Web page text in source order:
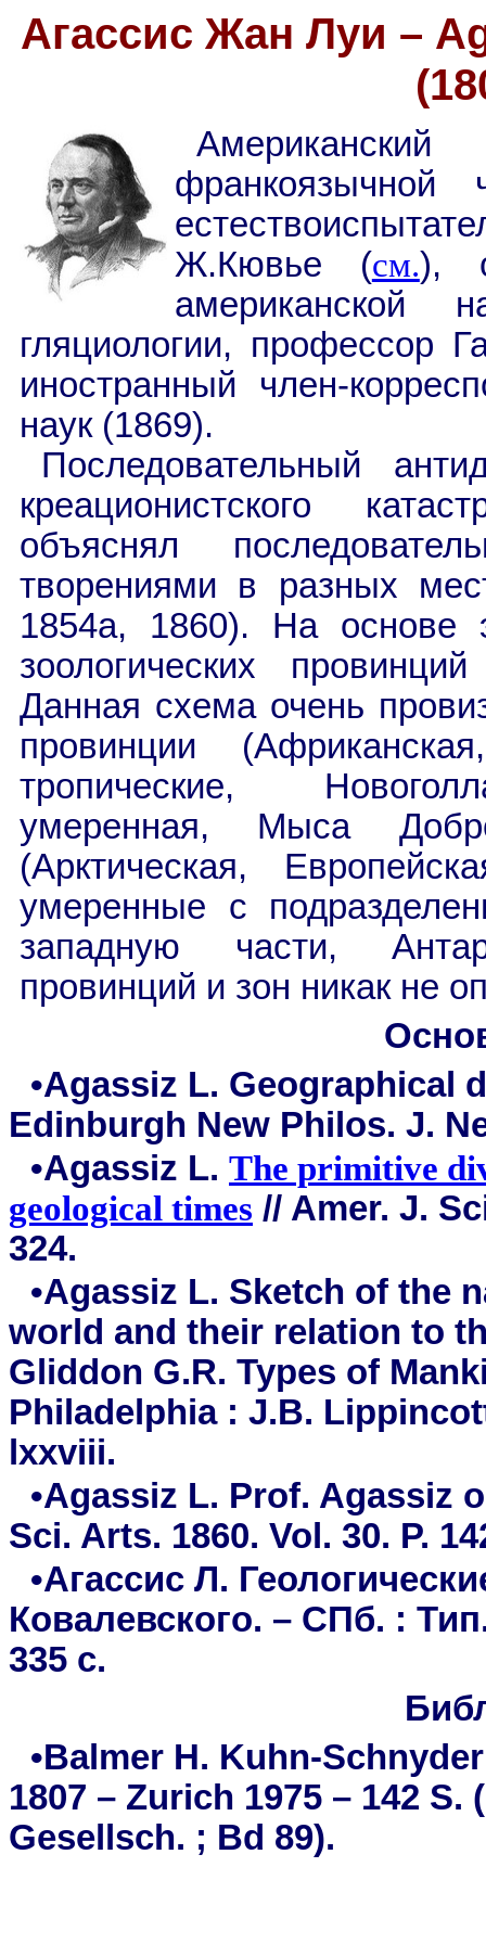
Агассис Жан Луи –
Ж.Кювье (см.),
американской
гляциологии, профессор
иностранный член-
наук (1869).
Последовательный
креационистского
объяснял
творениями в разных
1854a, 1860). На основе
зоологических
Данная схема очень
провинции
тропические,
умеренная, Мыса
(Арктическая,
умеренные с
западную части,
провинций и зон никак не
•Agassiz L. Geographical
Edinburgh New Philos. J.
•Agassiz L. The primitive
geological times // Amer. J.
324.
•Agassiz L. Sketch of the
world and their relation to
Gliddon G.R. Types of
Philadelphia : J.B.
lxxviii.
•Agassiz L. Prof. Agassiz
Sci. Arts. 1860. Vol. 30. P.
•Агассис Л.
Ковалевского. – СПб. :
335 с.
•Balmer H. Kuhn-
1807 – Zurich 1975 – 142
Gesellsch. ; Bd 89).